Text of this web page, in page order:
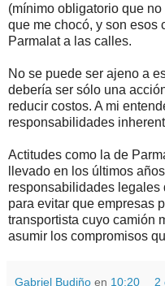
(mínimo obligatorio que
que me chocó, y son esos
Parmalat a las calles.
No se puede ser ajeno a
debería ser sólo una
reducir costos. A mi
responsabilidades
Actitudes como la de
llevado en los últimos
responsabilidades legales
para evitar que empresas
transportista cuyo camión
asumir los compromisos
Gabriel Budiño en 10:20 2